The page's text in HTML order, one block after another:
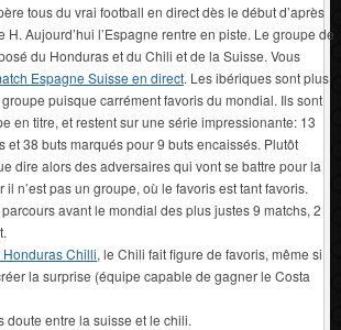
tous du vrai football en direct dès le début d’après
H. Aujourd’hui l’Espagne rentre en piste. Le groupe de
du Honduras et du Chili et de la Suisse. Vous
Espagne Suisse en direct. Les ibériques sont plus
puisque carrément favoris du mondial. Ils sont
en titre, et restent sur une série impressionante: 13
et 38 buts marqués pour 9 buts encaissés. Plutôt
dire alors des adversaires qui vont se battre pour la
n’est pas un groupe, où le favoris est tant favoris.
avant le mondial des plus justes 9 matchs, 2
Honduras Chilli, le Chili fait figure de favoris, même si
la surprise (équipe capable de gagner le Costa
doute entre la suisse et le chili.